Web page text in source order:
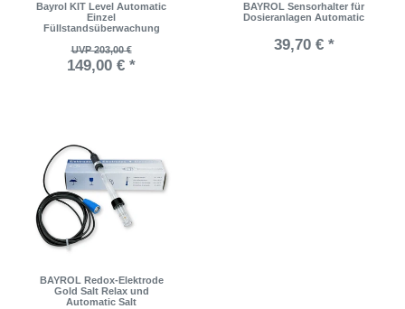
Bayrol KIT Level Automatic
Einzel
Füllstandsüberwachung
UVP 203,00 €
149,00 € *
BAYROL Sensorhalter für
Dosieranlagen Automatic
39,70 € *
BAYROL Redox-Elektrode
Gold Salt Relax und
Automatic Salt